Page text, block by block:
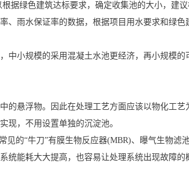
据绿色建筑达标要求，确定收集池的大小，建
、雨水保证率的数据，根据项目用水要求和绿色
中小规模的采用混凝土水池更经济，再小规模的
的悬浮物。因此在处理工艺方面应该以物化工艺
现，不用设置单独的沉淀池。
见的“牛刀”有膜生物反应器(MBR)、曝气生物滤
能耗大大提高，也容易让处理系统出现故障的